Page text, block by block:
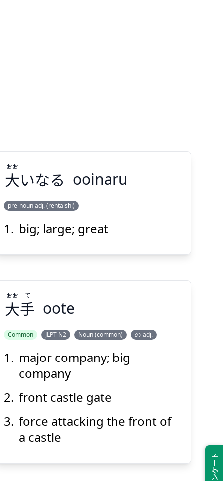
いなる
Show answer
(Space)
Suspend
(@)
大いなる
おお
ooinaru
pre-noun adj. (rentaishi)
big; large; great
大
手
おお
て
大手
おお て
oote
Common JLPT N2 Noun (common) の-adj.
major company; big
company
front castle gate
force attacking the front of
a castle